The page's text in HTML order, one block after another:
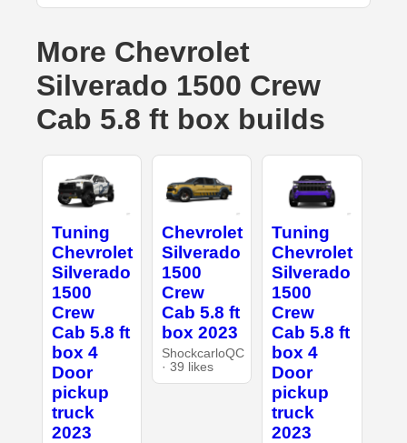
More Chevrolet
Silverado 1500 Crew
Cab 5.8 ft box builds
Tuning
Chevrolet
Silverado
1500
Crew
Cab 5.8 ft
box 4
Door
pickup
truck
2023
Chevrolet
Silverado
1500
Crew
Cab 5.8 ft
box 2023
ShockcarloQC
· 39 likes
Tuning
Chevrolet
Silverado
1500
Crew
Cab 5.8 ft
box 4
Door
pickup
truck
2023